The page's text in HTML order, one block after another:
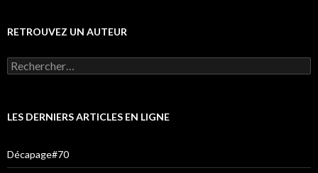
RETROUVEZ UN AUTEUR
Rechercher :
LES DERNIERS ARTICLES EN LIGNE
Décapage#70